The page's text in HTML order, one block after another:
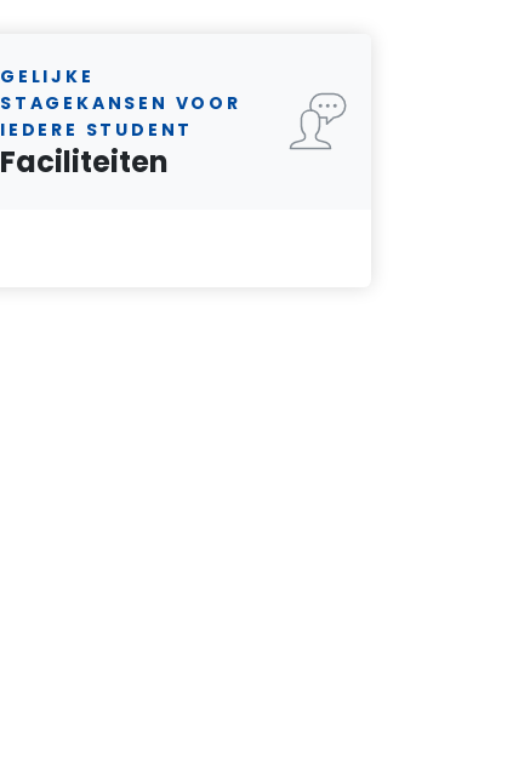
GELIJKE
STAGEKANSEN VOOR
IEDERE STUDENT
Faciliteiten